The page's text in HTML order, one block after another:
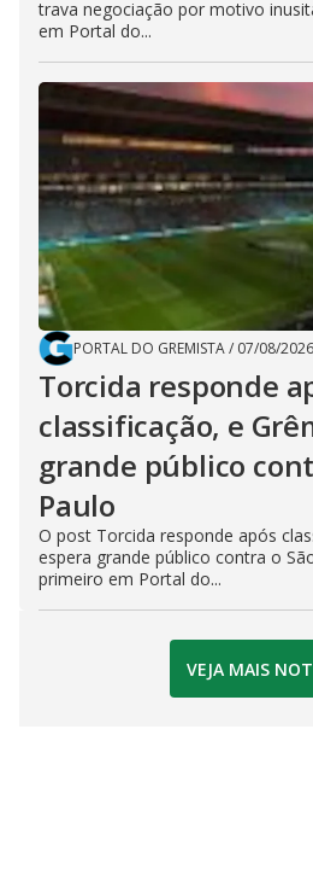
trava negociação por motivo
em Portal do...
PORTAL DO GREMISTA/ 07/08/2026
Torcida responde
classificação, e
grande público
Paulo
O post Torcida responde após
espera grande público contra o
primeiro em Portal do...
VEJA MAIS